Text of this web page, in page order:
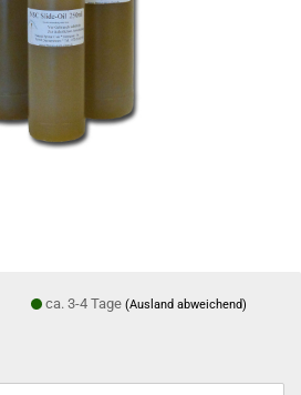
ca. 3-4 Tage(Ausland abweichend)